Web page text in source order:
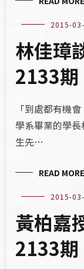
2015-
林佳璋
2133期
「到處都有機
學系畢業的學
生先…
READ MORE
2015-
黃柏嘉
2133期